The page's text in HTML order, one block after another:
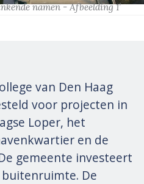
namen - Afbeelding 1’
van Den Haag
voor projecten in
Loper, het
en de
gemeente investeert
De